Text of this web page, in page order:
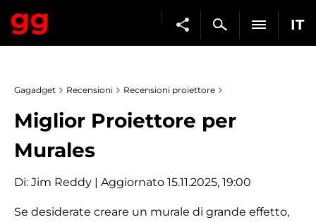
IT
Gagadget Recensioni Recensioni proiettore
Miglior Proiettore per
Murales
Di: Jim Reddy | Aggiornato 15.11.2025, 19:00
Se desiderate creare un murale di grande effetto,